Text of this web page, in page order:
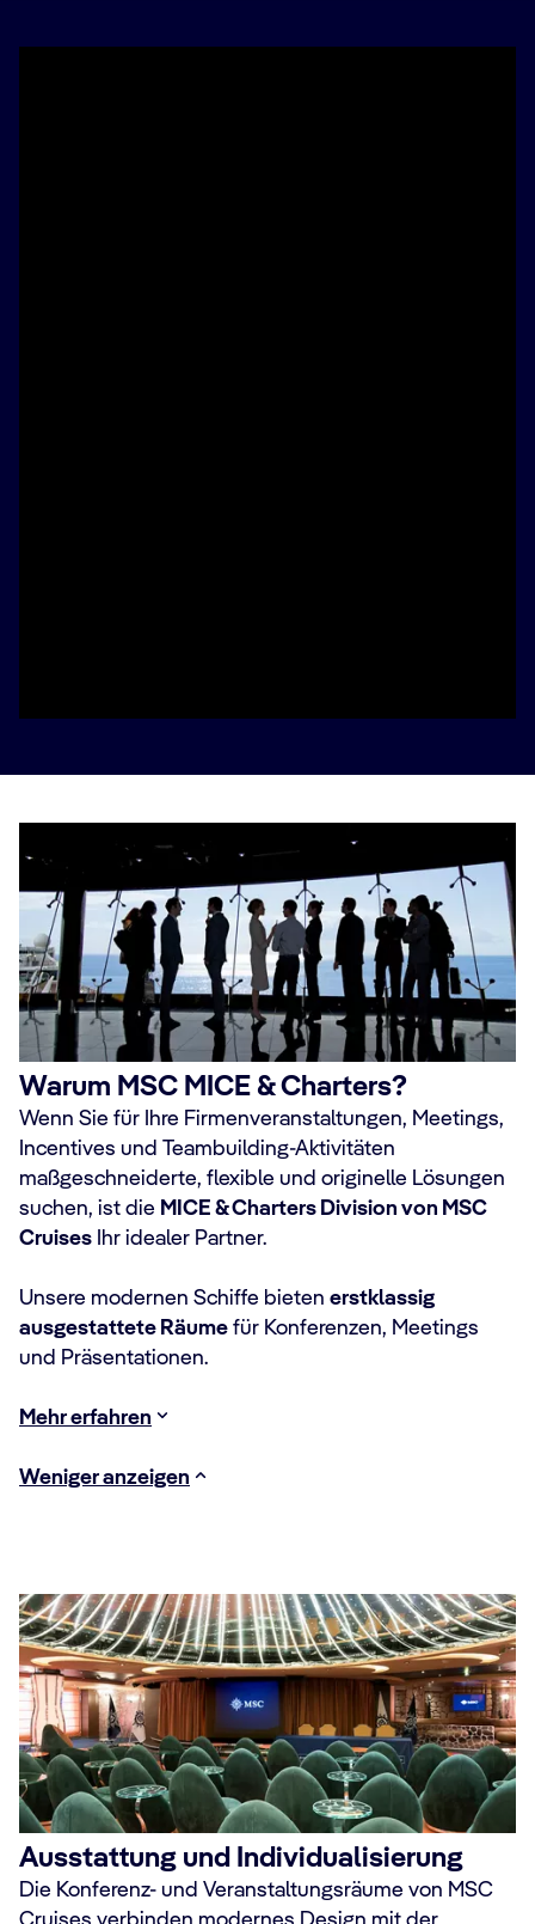
Warum MSC MICE & Charters?
Wenn Sie für Ihre Firmenveranstaltungen, Meetings,
Incentives und Teambuilding-Aktivitäten
maßgeschneiderte, flexible und originelle Lösungen
suchen, ist die MICE & Charters Division von MSC
Cruises Ihr idealer Partner.
Unsere modernen Schiffe bieten erstklassig
ausgestattete Räume für Konferenzen, Meetings
und Präsentationen.
Mehr erfahren
Weniger anzeigen
Ausstattung und Individualisierung
Die Konferenz- und Veranstaltungsräume von MSC